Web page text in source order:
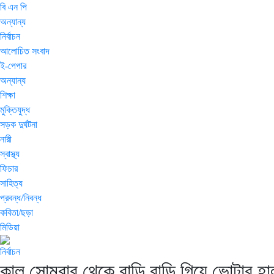
বি এন পি
অন্যান্য
নির্বাচন
আলোচিত সংবাদ
ই-পেপার
অন্যান্য
শিক্ষা
মুক্তিযুদ্ধ
সড়ক দুর্ঘটনা
নারী
স্বাস্থ্য
ফিচার
সাহিত্য
প্রবন্ধ/নিবন্ধ
কবিতা/ছড়া
মিডিয়া
নির্বাচন